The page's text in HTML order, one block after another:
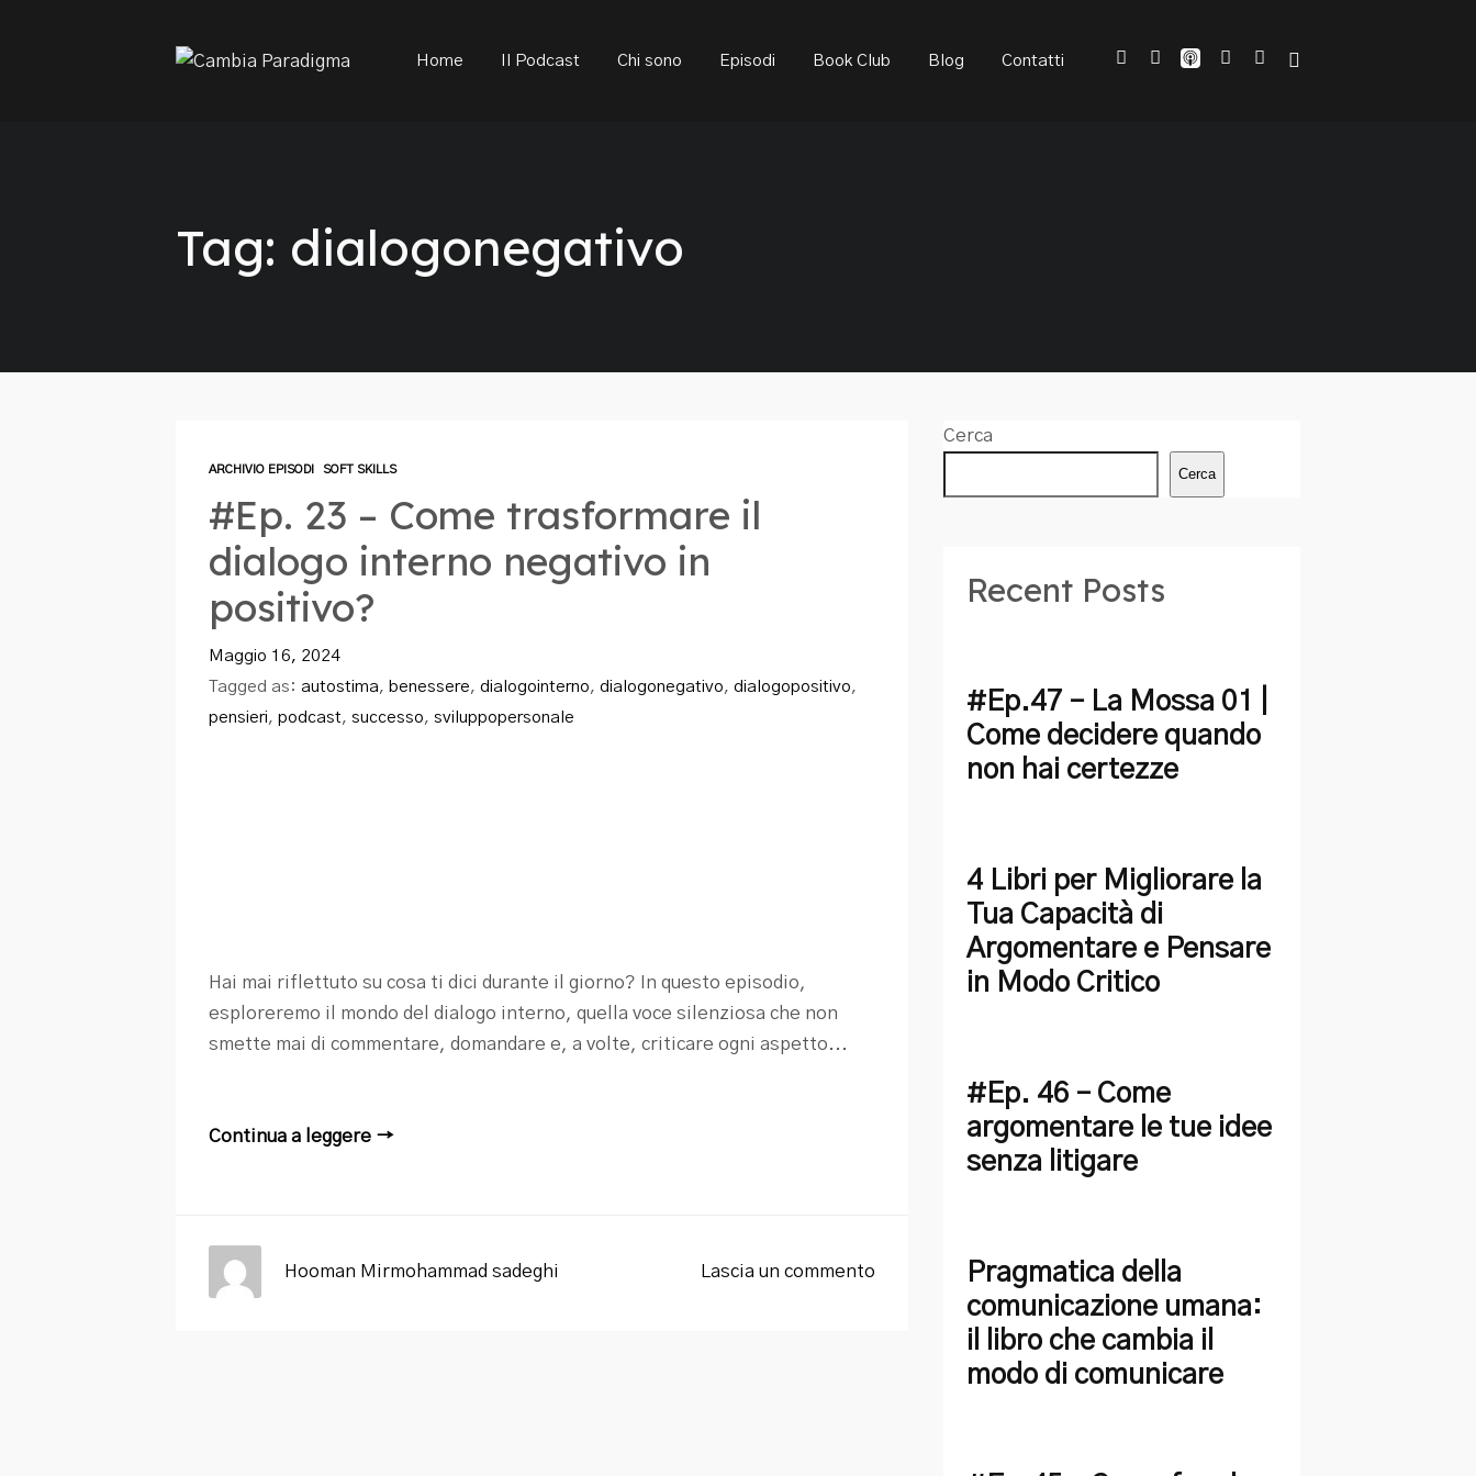
Home Il Podcast Chi sono Episodi Book Club Blog Contatti
Tag: dialogonegativo
ARCHIVIO EPISODI SOFT SKILLS
#Ep. 23 – Come trasformare il
dialogo interno negativo in
positivo?
Maggio 16, 2024
Tagged as: autostima, benessere, dialogointerno, dialogonegativo, dialogopositivo,
pensieri, podcast, successo, sviluppopersonale
Hai mai riflettuto su cosa ti dici durante il giorno? In questo episodio,
esploreremo il mondo del dialogo interno, quella voce silenziosa che non
smette mai di commentare, domandare e, a volte, criticare ogni aspetto...
Continua a leggere →
Lascia un commento
Hooman Mirmohammad sadeghi
Cerca
Cerca
Recent Posts
#Ep.47 – La Mossa 01 |
Come decidere quando
non hai certezze
4 Libri per Migliorare la
Tua Capacità di
Argomentare e Pensare
in Modo Critico
#Ep. 46 – Come
argomentare le tue idee
senza litigare
Pragmatica della
comunicazione umana:
il libro che cambia il
modo di comunicare